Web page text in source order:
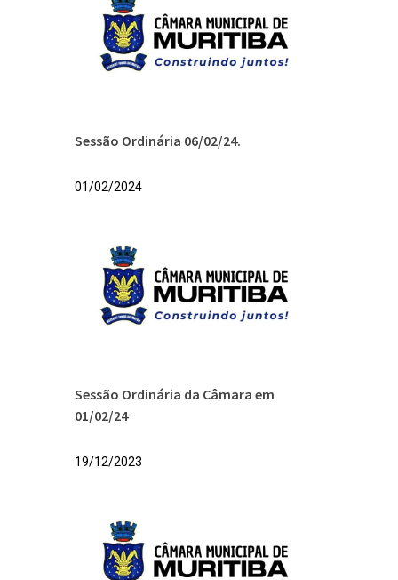
Sessão Ordinária 06/02/24.
01/02/2024
Sessão Ordinária da Câmara em
01/02/24
19/12/2023